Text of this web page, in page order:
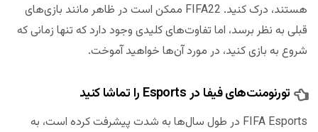
هستند، درک کنید. FIFA22 ممکن است در ظاهر مانند بازی‌های
قبلی به نظر برسد، اما تفاوت‌های کلیدی وجود دارد که تنها زمانی که
شروع به بازی کنید، در مورد آن‌ها خواهید آموخت.
تورنومنت‌های فیفا در Esports را تماشا کنید
FIFA Esports در طول سال‌ها به شدت پیشرفت کرده است، به